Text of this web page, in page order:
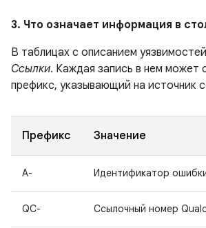
3. Что означает информация в
В таблицах с описанием
Ссылки. Каждая запись в нем может
префикс, указывающий на источник
Префикс Значение
A- Идентификатор
QC- Ссылочный номер